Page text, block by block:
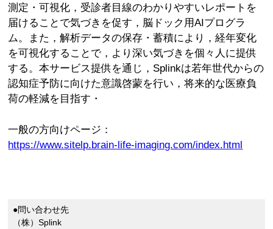
測定・可視化，受診者目線のわかりやすいレポートを
届けることで気づきを促す，脳ドック用AIプログラ
ム。また，解析データの保存・蓄積により，経年変化
を可視化することで，より深い気づきを個々人に提供
する。本サービス提供を通じ，Splinkは若年世代からの
認知症予防に向けた意識啓蒙を行い，将来的な医療負
荷の軽減を目指す・
一般の方向けページ：
https://www.sitelp.brain-life-imaging.com/index.html
●問い合わせ先
（株）Splink